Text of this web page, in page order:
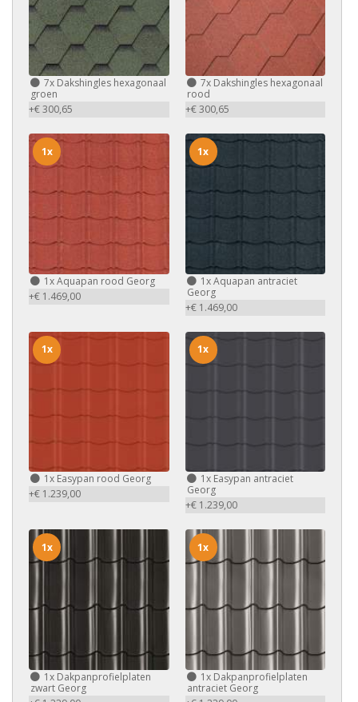
7x Dakshingles hexagonaal
groen
+€ 300,65
7xDakshingles hexagonaal
rood
+€ 300,65
1xAquapan rood Georg
+€ 1.469,00
1x
1xAquapan antraciet
Georg
+€ 1.469,00
1x
1x Easypan rood Georg
+€ 1.239,00
1x
1xEasypan antraciet
Georg
+€ 1.239,00
1x
1x Dakpanprofielplaten
zwart Georg
1x
1xDakpanprofielplaten
antraciet Georg
1x